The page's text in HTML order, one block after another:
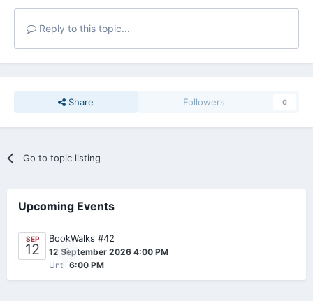
Reply to this topic...
Share Followers 0
Go to topic listing
Upcoming Events
SEP
12 0
BookWalks #42
12 September 2026 4:00 PM
Until 6:00 PM